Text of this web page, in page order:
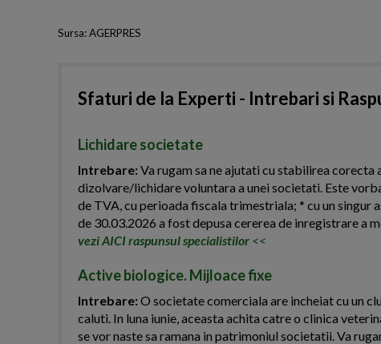
Sursa: AGERPRES
Sfaturi de la Experti - Intrebari si
Lichidare societate
Intrebare:Va rugam sa ne ajutati cu stabilirea
dizolvare/lichidare voluntara a unei societati. Este
de TVA, cu perioada fiscala trimestriala; * cu un singur
de 30.03.2026 a fost depusa cererea de inregistrare a
vezi AICI raspunsul specialistilor <<
Active biologice. Mijloace fixe
Intrebare:O societate comerciala are incheiat cu un
caluti. In luna iunie, aceasta achita catre o clinica
se vor naste sa ramana in patrimoniul societatii. Va